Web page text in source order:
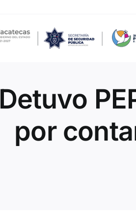
Detuvo
por